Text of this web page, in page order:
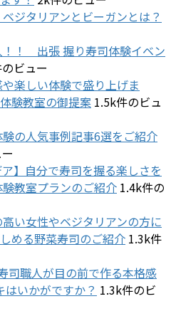
ジタリアンとビーガンとは？
！！ 出張 握り寿司体験イベン
ビュー
楽しい体験で盛り上げま
験教室の御提案 1.5k件のビュ
の人気事例記事6選をご紹介
ア】自分で寿司を握る楽しさを
教室プランのご紹介 1.4k件の
い女性やベジタリアンの方に
める野菜寿司のご紹介 1.3k件
司職人が目の前で作る本格感
いかがですか？ 1.3k件のビ